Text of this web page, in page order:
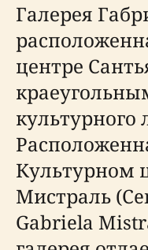
Галерея
центре
культурного
Культурном
Мистраль
Gabriela